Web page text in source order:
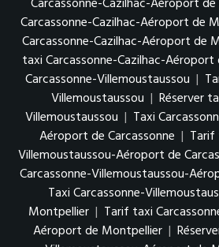
Carcassonne-Cazilhac-Aéroport de
Carcassonne-Cazilhac-Aéroport de
Carcassonne-Cazilhac-Aéroport de
taxi Carcassonne-Cazilhac-
Carcassonne-Villemoustaussou |
Villemoustaussou | Réserver
Villemoustaussou | Taxi
Aéroport de Carcassonne | Tarif
Villemoustaussou-Aéroport de
Carcassonne-Villemoustaussou-
Taxi Carcassonne-
Montpellier | Tarif taxi
Aéroport de Montpellier |